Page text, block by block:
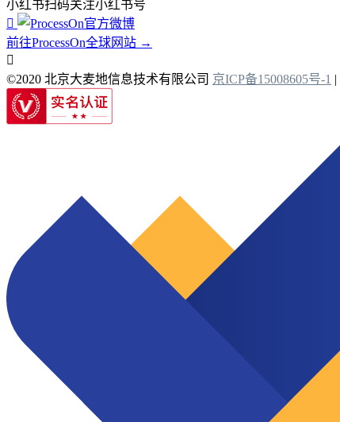
小红书扫码关注小红书号

前往ProcessOn全球网站 →

©2020 北京大麦地信息技术有限公司 京ICP备15008605号-1 |